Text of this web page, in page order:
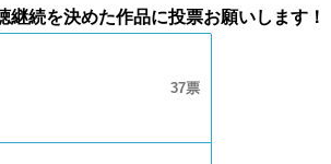
続を決めた作品に投票お願いします！
37